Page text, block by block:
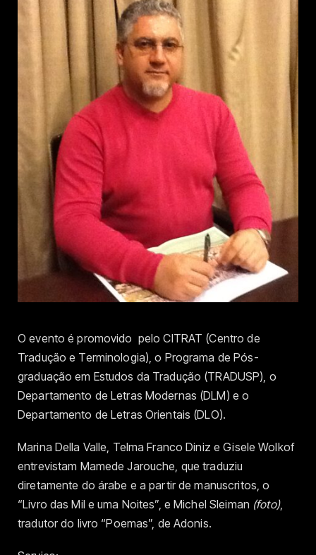
O evento é promovido pelo CITRAT (Centro de
Tradução e Terminologia), o Programa de Pós-
graduação em Estudos da Tradução (TRADUSP), o
Departamento de Letras Modernas (DLM) e o
Departamento de Letras Orientais (DLO).
Marina Della Valle, Telma Franco Diniz e Gisele Wolkof
entrevistam Mamede Jarouche, que traduziu
diretamente do árabe e a partir de manuscritos, o
“Livro das Mil e uma Noites”, e Michel Sleiman (foto),
tradutor do livro “Poemas”, de Adonis.